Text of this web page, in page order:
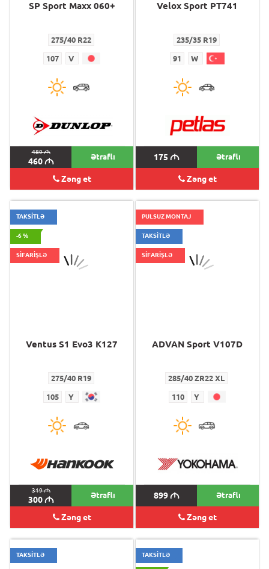
SP Sport Maxx 060+
275/40 R22
107 V
489M
460M Ətraflı
Zəng et
Velox Sport PT741
235/35 R19
91 W
175 M Ətraflı
Zəng et
TAKSİTLƏ
-6 %
SİFARİŞLƏ
Ventus S1 Evo3 K127
275/40 R19
105 Y
319M
300M Ətraflı
Zəng et
PULSUZ MONTAJ
TAKSİTLƏ
SİFARİŞLƏ
ADVAN Sport V107D
285/40 ZR22 XL
110 Y
899M Ətraflı
Zəng et
TAKSİTLƏ TAKSİTLƏ